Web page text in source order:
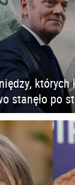
których
stanęło po